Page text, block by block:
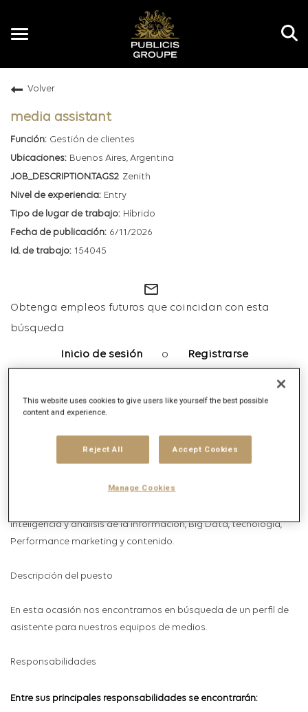
Toggle
Volver
media assistant
Gestión de clientes
Buenos Aires, Argentina
Zenith
Entry
Híbrido
6/11/2026
154045
mail_outline
Obtenga empleos futuros que coincidan con esta
búsqueda
Inicio de sesión o Registrarse
Descripción del puesto
Descripción de la empresa
para nuestros clientes a través del manejo de medios
inteligencia y análisis de la información, Big Data, tecnología,
Performance marketing y contenido.
Descripción del puesto
En esta ocasión nos encontramos en búsqueda de un perfil de
asistente para nuestros equipos de medios.
Responsabilidades
Entre sus principales responsabilidades se encontrarán:
This website uses cookies to give users like yourself the best possible
content and experience.
Reject All Accept Cookies
Manage Cookies